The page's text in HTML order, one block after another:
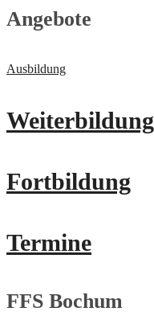
Angebote
Ausbildung
Weiterbildung
Fortbildung
Termine
FFS Bochum